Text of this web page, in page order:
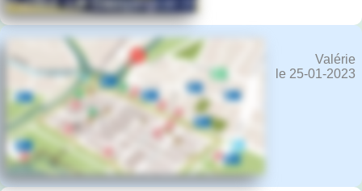
Valérie
le 25-01-2023